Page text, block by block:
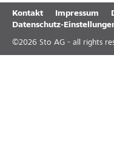
Kontakt Impressum
Datenschutz-
©2026 Sto AG - all rights